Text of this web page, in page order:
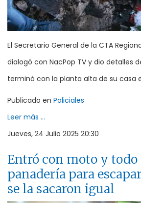
El Secretario General de la CTA
dialogó con NacPop TV y dio detalles
terminó con la planta alta de su casa
Publicado en Policiales
Leer más ...
Jueves, 24 Julio 2025 20:30
Entró con moto y todo
panadería para
se la sacaron igual